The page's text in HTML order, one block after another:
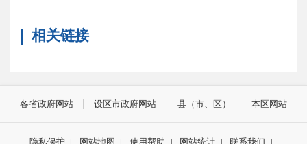
相关链接
各省政府网站 设区市政府网站 县（市、区） 本区网站
隐私保护 | 网站地图 | 使用帮助 | 网站统计 | 联系我们
|